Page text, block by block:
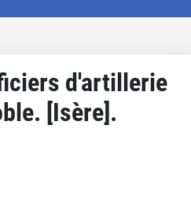
d'artillerie
[Isère].